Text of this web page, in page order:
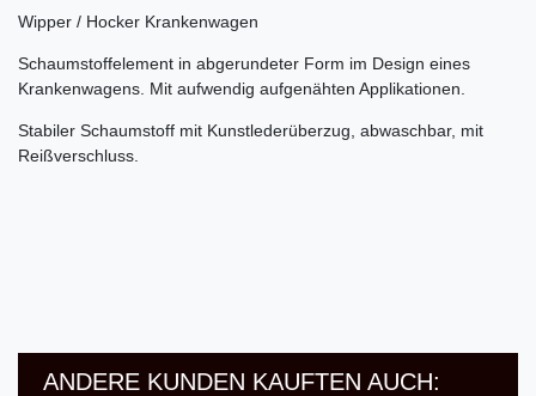
Wipper / Hocker Krankenwagen
Schaumstoffelement in abgerundeter Form im Design eines
Krankenwagens. Mit aufwendig aufgenähten Applikationen.
Stabiler Schaumstoff mit Kunstlederüberzug, abwaschbar, mit
Reißverschluss.
ANDERE KUNDEN KAUFTEN AUCH: